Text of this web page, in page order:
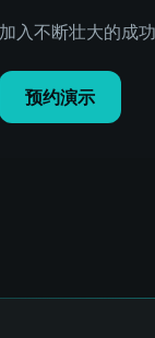
加入不断壮大的成
预约演示